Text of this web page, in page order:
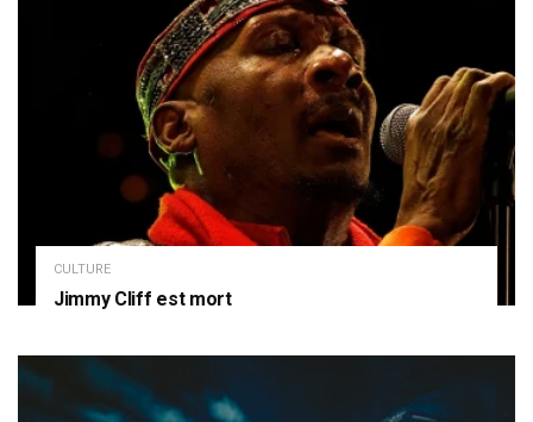
CULTURE
Jimmy Cliff est mort